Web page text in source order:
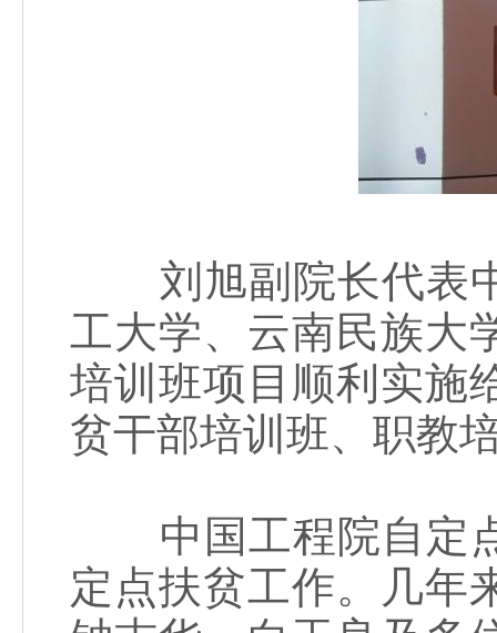
刘旭副院长代表中
工大学、云南民族大
培训班项目顺利实施
贫干部培训班、职教
中国工程院自定点
定点扶贫工作。几年